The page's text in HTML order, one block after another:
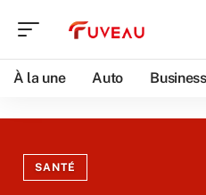
À la une Auto Business
SANTÉ